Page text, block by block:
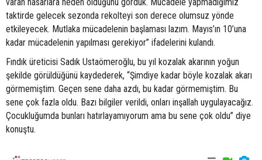
taktirde gelecek sezonda rekolteyi son derece olumsuz yönde
etkileyecek. Mutlaka mücadelenin başlaması lazım. Mayıs’ın 10’una
kadar mücadelenin yapılması gerekiyor” ifadelerini kulandı.
Fındık üreticisi Sadık Ustaömeroğlu, bu yıl kozalak akarının yoğun
şekilde görüldüğünü kaydederek, “Şimdiye kadar böyle kozalak akarı
görmemiştim. Geçen sene daha azdı, bu kadar görmemiştim. Bu
sene çok fazla oldu. Bazı bilgiler verildi, onları inşallah uygulayacağız.
Çocukluğumda bunları hatırlayamıyorum ama bu sene çok oldu” diye
konuştu.